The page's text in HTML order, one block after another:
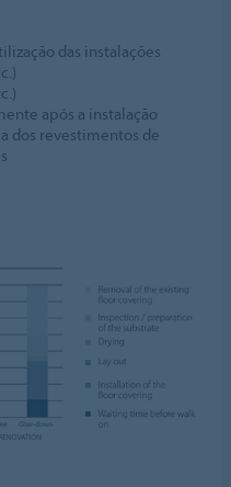
das instalações
após a instalação
dos revestimentos de